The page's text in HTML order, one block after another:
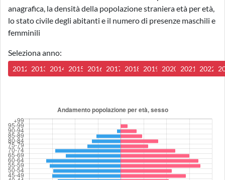
anagrafica, la densità della popolazione straniera età per età,
lo stato civile degli abitanti e il numero di presenze maschili e
femminili
Seleziona anno:
2012 2013 2014 2015 2016 2017 2018 2019 2020 2021 2022